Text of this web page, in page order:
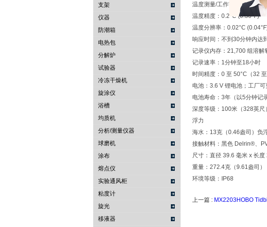
支架
仪器
防潮箱
电热包
分解炉
试验器
冷冻干燥机
旋涂仪
浴槽
均质机
分析/测量仪器
球磨机
涂布
熔点仪
实验通风柜
粘度计
旋光
移液器
温度测量/工作范围：-5 至
温度精度：0.2°C (0.36°F)
温度分辨率：0.02°C
响应时间：不到30分钟内达
记录仪内存：21,700 组溶解
记录速率：1分钟至18小时
时间精度：0 至 50°C（32
电池：3.6 V 锂电池；工厂可
电池寿命：3年（以5分钟记
深度等级：100米（328英尺）
浮力
海水：13克（0.46盎司）负
接触材料：黑色 Delrin®、
尺寸：直径 39.6 毫米 x 长
重量：272.4克（9.61盎司）
环境等级：IP68
上一篇 : MX2203HOBO